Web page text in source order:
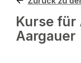
Kurse für
Aargauer